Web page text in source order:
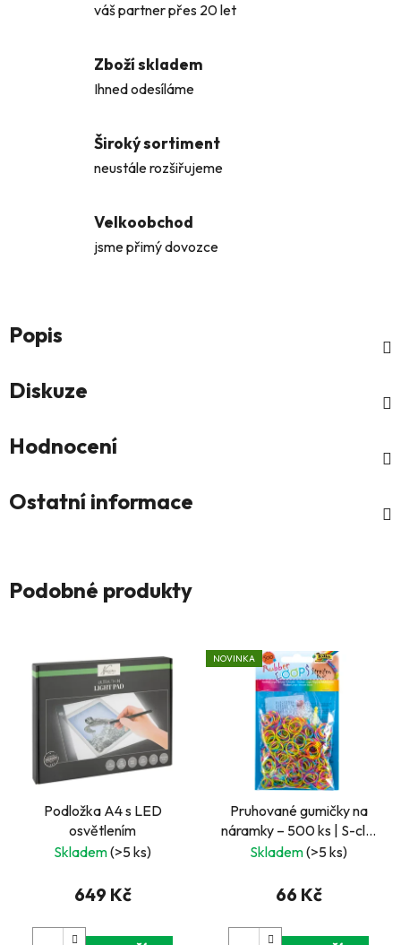
váš partner přes 20 let
Zboží skladem
Ihned odesíláme
Široký sortiment
neustále rozšiřujeme
Velkoobchod
jsme přimý dovozce
Popis
Diskuze
Hodnocení
Ostatní informace
Podobné produkty
Podložka A4 s LED
osvětlením
Skladem(>5 ks)
649 Kč
NOVINKA
Pruhované gumičky na
náramky – 500 ks | S-clip
spony a háček
Skladem(>5 ks)
66 Kč